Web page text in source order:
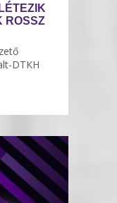
ROSSZ
DTKH